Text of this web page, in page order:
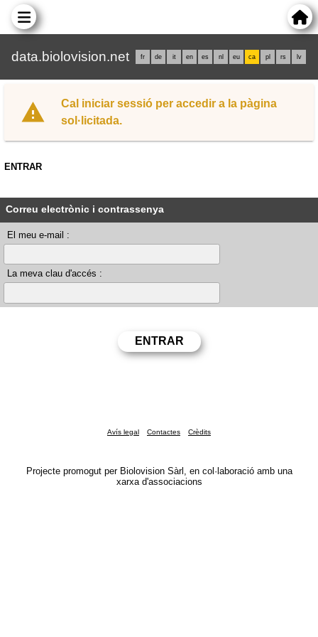
data.biolovision.net fr de it en es nl eu ca pl rs lv
Cal iniciar sessió per accedir a la pàgina
sol·licitada.
ENTRAR
Correu electrònic i contrassenya
El meu e-mail :
La meva clau d'accés :
Avís legal Contactes Crèdits
Projecte promogut per Biolovision Sàrl, en col·laboració amb una
xarxa d'associacions